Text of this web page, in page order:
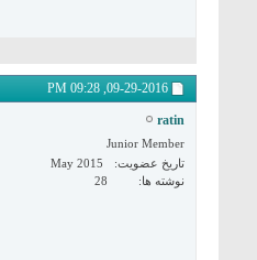
09-29-2016,
09:28 PM
ratin
Junior Member
تاریخ عضویت
May 2015
نوشته ها
28